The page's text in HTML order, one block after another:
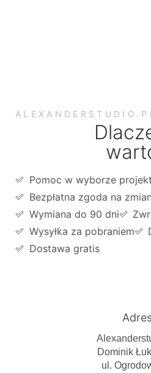
Pomoc w wyborze
Bezpłatna zgoda na
Wymiana do 90 dni
Wysyłka za pobraniem
Dostawa gratis
Dominik
ul.